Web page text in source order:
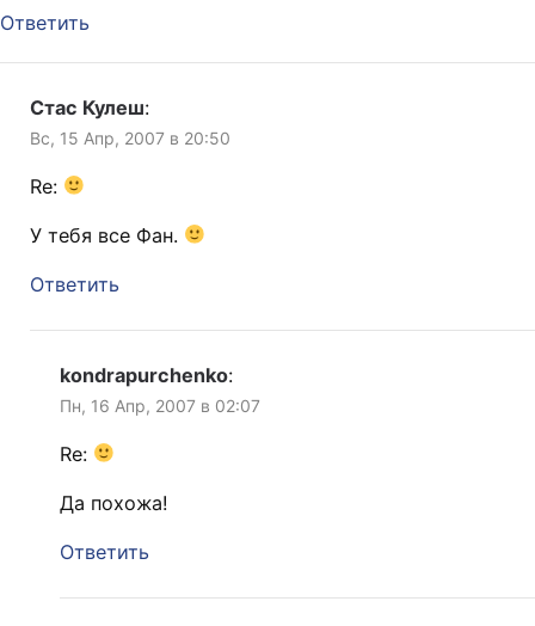
Ответить
Стас Кулеш:
Вс, 15 Апр, 2007 в 20:50
Re:
У тебя все Фан.
Ответить
kondrapurchenko:
Пн, 16 Апр, 2007 в 02:07
Re:
Да похожа!
Ответить